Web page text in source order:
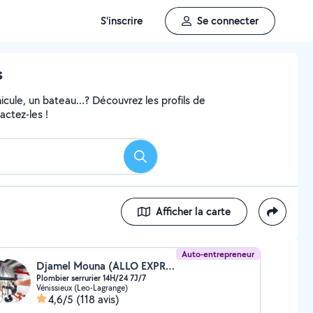
S'inscrire Se connecter
un bateau...? Découvrez les profils de
les !
Rechercher
Afficher la carte
Auto-entrepreneur
Djamel Mouna (ALLO EXPRESS DEPANNAGE)
Plombier serrurier 14H/24 7J/7
Vénissieux (Leo-Lagrange)
4,6/5 (118 avis)